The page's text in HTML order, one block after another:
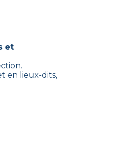
et
en lieux-dits,